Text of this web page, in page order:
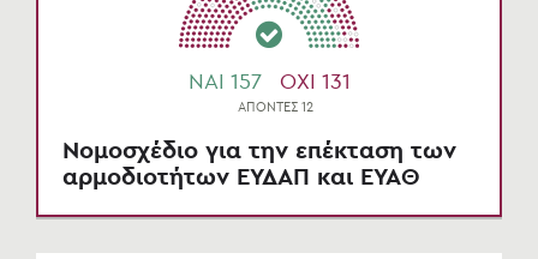
NAI 157 OXI 131
ΑΠΟΝΤΕΣ 12
Νομοσχέδιο για την επέκταση των
αρμοδιοτήτων ΕΥΔΑΠ και ΕΥΑΘ